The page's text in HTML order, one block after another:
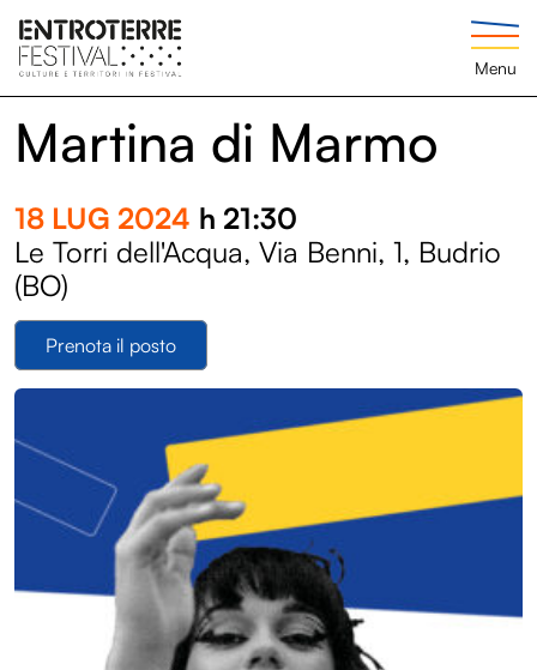
Menu
Martina di Marmo
18 LUG 2024 h 21:30
Le Torri dell'Acqua, Via Benni, 1, Budrio
(BO)
Prenota il posto